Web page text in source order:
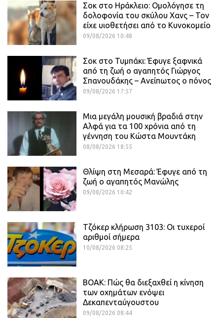
Σοκ στο Ηράκλειο: Ομολόγησε τη
δολοφονία του σκύλου Χανς – Τον
είχε υιοθετήσει από το Κυνοκομείο
09/08/2026 10:48
Σοκ στο Τυμπάκι: Έφυγε ξαφνικά
από τη ζωή ο αγαπητός Γιώργος
Σπανουδάκης – Ανείπωτος ο πόνος
09/08/2026 17:57
Μια μεγάλη μουσική βραδιά στην
Αλφά για τα 100 χρόνια από τη
γέννηση του Κώστα Μουντάκη
08/08/2026 18:55
Θλίψη στη Μεσαρά: Έφυγε από τη
ζωή ο αγαπητός Μανώλης
09/08/2026 10:42
Τζόκερ κλήρωση 3103: Οι τυχεροί
αριθμοί σήμερα
10/08/2026 08:25
ΒΟΑΚ: Πώς θα διεξαχθεί η κίνηση
των οχημάτων ενόψει
Δεκαπενταύγουστου
09/08/2026 08:44